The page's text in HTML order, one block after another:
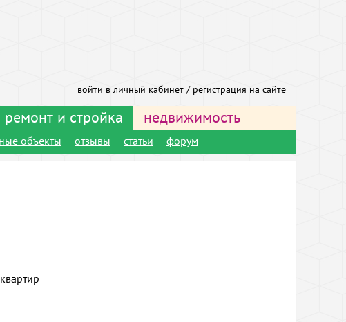
войти в личный кабинет / регистрация на сайте
ремонт и стройка недвижимость
объекты отзывы статьи форум